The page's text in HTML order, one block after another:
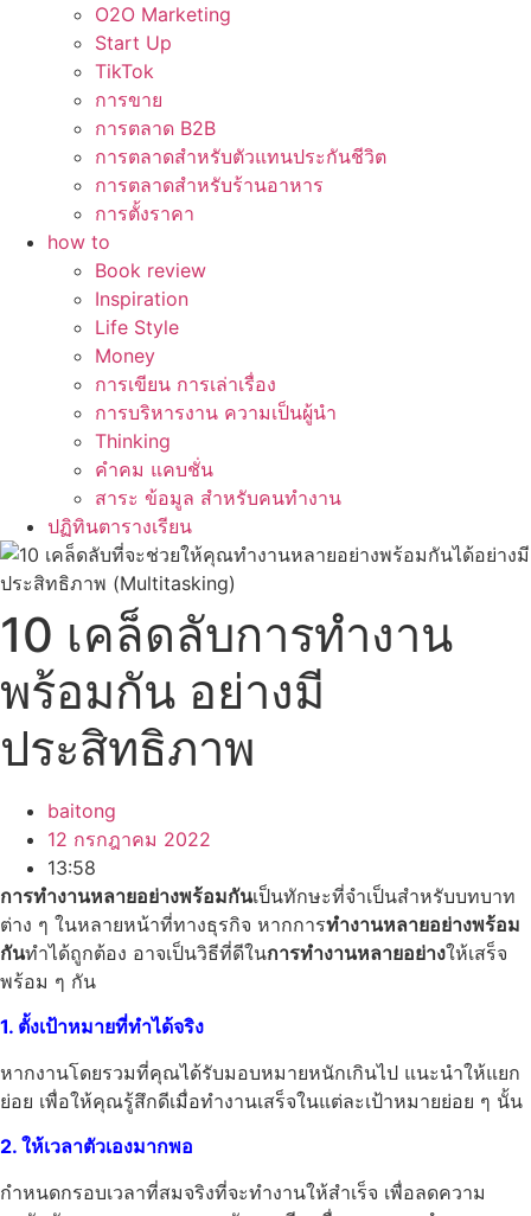
O2O Marketing
Start Up
TikTok
การขาย
การตลาด B2B
การตลาดสำหรับตัวแทนประกันชีวิต
การตลาดสำหรับร้านอาหาร
การตั้งราคา
how to
Book review
Inspiration
Life Style
Money
การเขียน การเล่าเรื่อง
การบริหารงาน ความเป็นผู้นำ
Thinking
คำคม แคบชั่น
สาระ ข้อมูล สำหรับคนทำงาน
ปฏิทินตารางเรียน
10 เคล็ดลับการทำงาน
พร้อมกัน อย่างมี
ประสิทธิภาพ
baitong
12 กรกฎาคม 2022
13:58
การทำงานหลายอย่างพร้อมกันเป็นทักษะที่จำเป็นสำหรับบทบาท
ต่าง ๆ ในหลายหน้าที่ทางธุรกิจ หากการทำงานหลายอย่างพร้อม
กันทำได้ถูกต้อง อาจเป็นวิธีที่ดีในการทำงานหลายอย่างให้เสร็จ
พร้อม ๆ กัน
1. ตั้งเป้าหมายที่ทำได้จริง
หากงานโดยรวมที่คุณได้รับมอบหมายหนักเกินไป แนะนำให้แยก
ย่อย เพื่อให้คุณรู้สึกดีเมื่อทำงานเสร็จในแต่ละเป้าหมายย่อย ๆ นั้น
2. ให้เวลาตัวเองมากพอ
กำหนดกรอบเวลาที่สมจริงที่จะทำงานให้สำเร็จ เพื่อลดความ